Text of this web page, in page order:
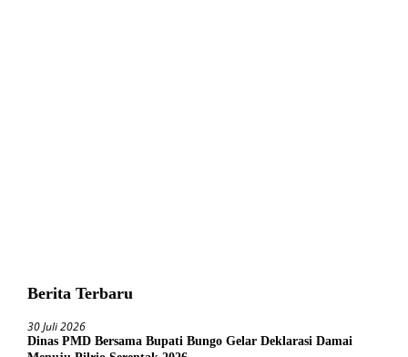
Berita Terbaru
30 Juli 2026
Dinas PMD Bersama Bupati Bungo Gelar Deklarasi Damai